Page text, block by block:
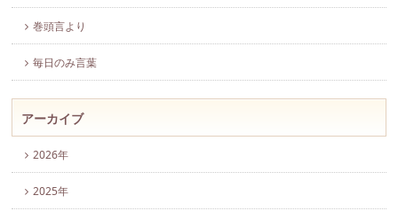
巻頭言より
毎日のみ言葉
アーカイブ
2026年
2025年